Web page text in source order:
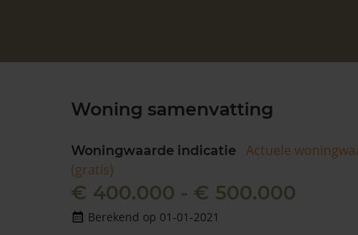
Woning samenvatting
Woningwaarde indicatie
Actuele
(gratis)
€ 400.000 - € 500.000
Berekend op 01-01-2021